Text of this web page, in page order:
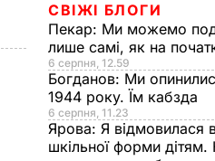
СВІЖІ БЛОГИ
Пекар: Ми можемо
лише самі, як на
6 серпня, 12.59
Богданов: Ми
1944 року. Їм кабзда
6 серпня, 11.23
Ярова: Я відмовилася
шкільної форми